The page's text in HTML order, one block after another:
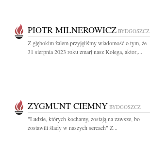
PIOTR MILNEROWICZ BYDGOSZCZ
Z głębokim żalem przyjęliśmy wiadomość o tym, że
31 sierpnia 2023 roku zmarł nasz Kolega, aktor,...
ZYGMUNT CIEMNY BYDGOSZCZ
"Ludzie, których kochamy, zostają na zawsze, bo
zostawili ślady w naszych sercach" Z...